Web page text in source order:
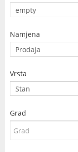
Namjena
Vrsta
Grad